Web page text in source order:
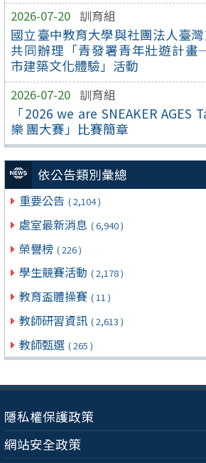
2026-07-20 訓育組
國立臺中教育大學與社團法人臺
共同辦理「青發署青年壯遊計
市建築文化體驗」活動
2026-07-20 訓育組
「2026 we are SNEAKER
樂 團大賽」比賽簡章
依公告類別彙總
重要公告 ( 2,104 )
處室最新消息 ( 6,940 )
榮譽榜 ( 226 )
學生競賽活動 ( 2,178 )
教育盃體操賽 ( 11 )
教師研習資訊 ( 2,613 )
教師甄選 ( 265 )
隱私權保護政策
網站安全政策